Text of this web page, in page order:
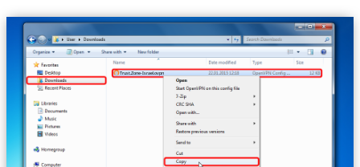
Trust.Zone-Israel.ovpn